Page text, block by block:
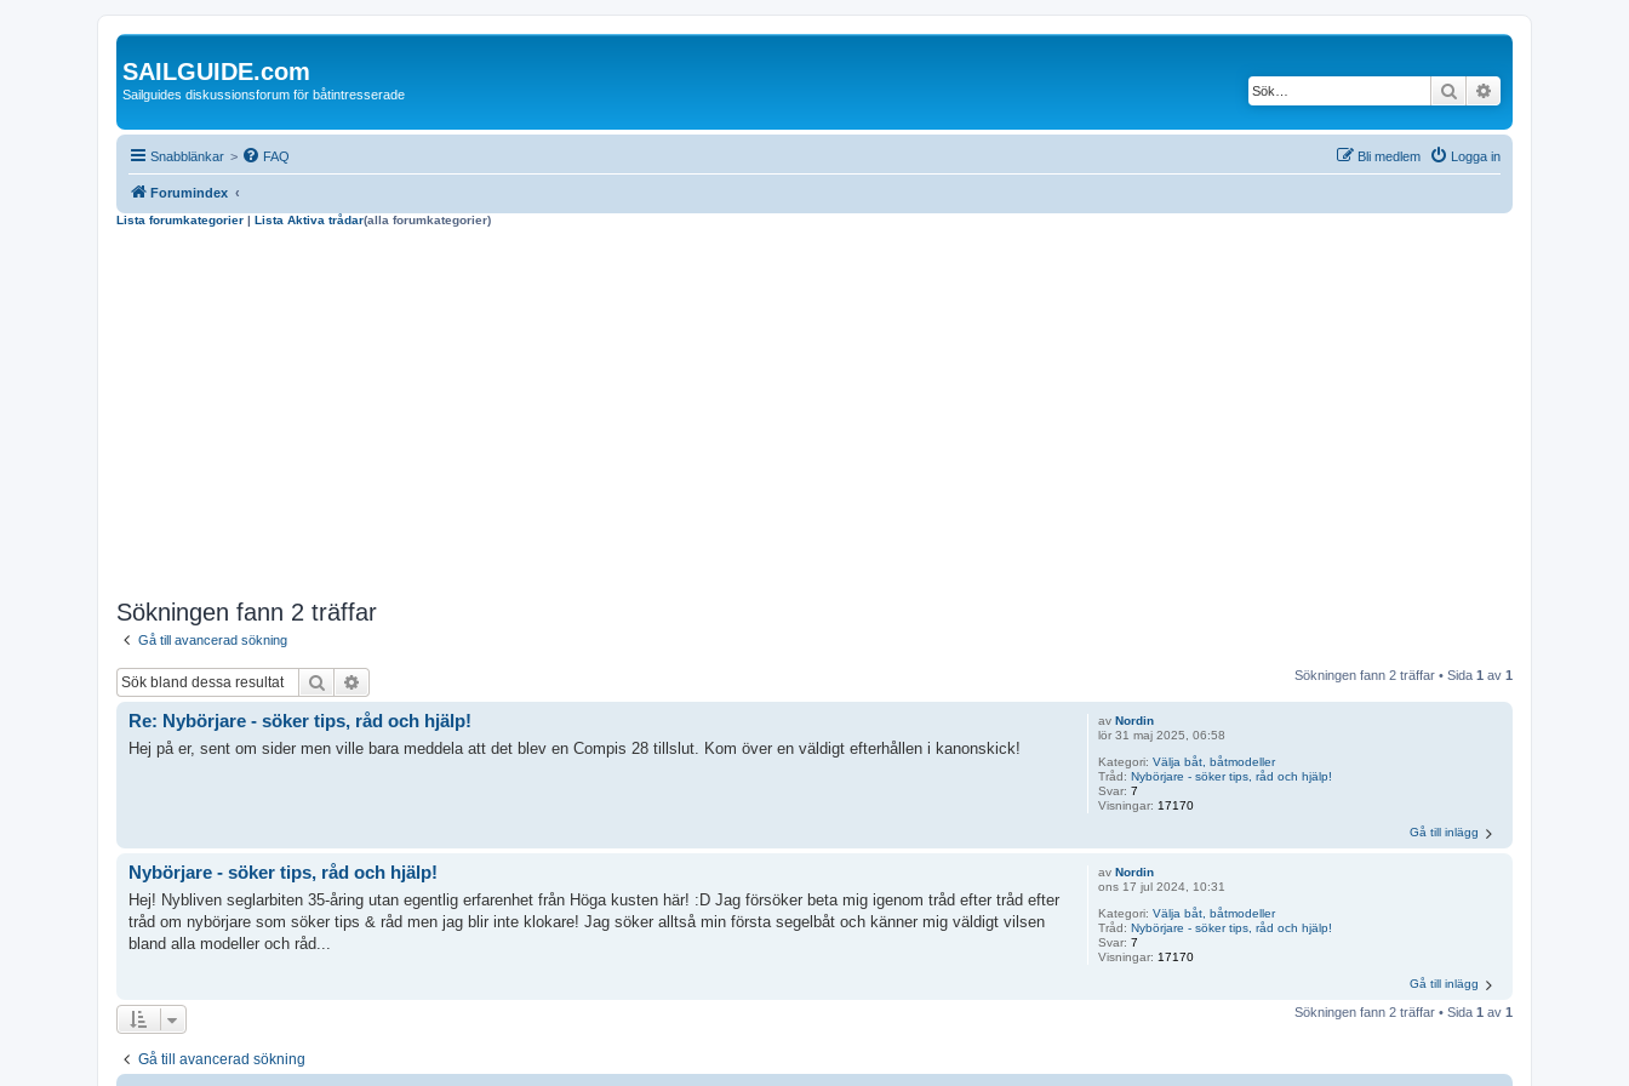
SAILGUIDE.com
Sailguides diskussionsforum för båtintresserade Sök
Snabblänkar > FAQ Logga in
Bli medlem
Forumindex
Lista forumkategorier | Lista Aktiva trådar(alla forumkategorier)
Sökningen fann 2 träffar
Gå till avancerad sökning
Sök Sökningen fann 2 träffar • Sida 1 av 1
avNordin
lör 31 maj 2025, 06:58
Kategori:Välja båt, båtmodeller
Tråd:Nybörjare - söker tips, råd och hjälp!
Svar:7
Visningar: 17170
Re: Nybörjare - söker tips, råd och hjälp!
Hej på er, sent om sider men ville bara meddela att det blev en Compis 28 tillslut. Kom över en väldigt efterhållen i kanonskick!
Gå till inlägg
avNordin
ons 17 jul 2024, 10:31
Kategori:Välja båt, båtmodeller
Tråd:Nybörjare - söker tips, råd och hjälp!
Svar:7
Visningar: 17170
Nybörjare - söker tips, råd och hjälp!
Hej! Nybliven seglarbiten 35-åring utan egentlig erfarenhet från Höga kusten här! :D Jag försöker beta mig igenom tråd efter tråd efter
tråd om nybörjare som söker tips & råd men jag blir inte klokare! Jag söker alltså min första segelbåt och känner mig väldigt vilsen
bland alla modeller och råd...
Gå till inlägg
Sökningen fann 2 träffar • Sida 1 av 1
Gå till avancerad sökning